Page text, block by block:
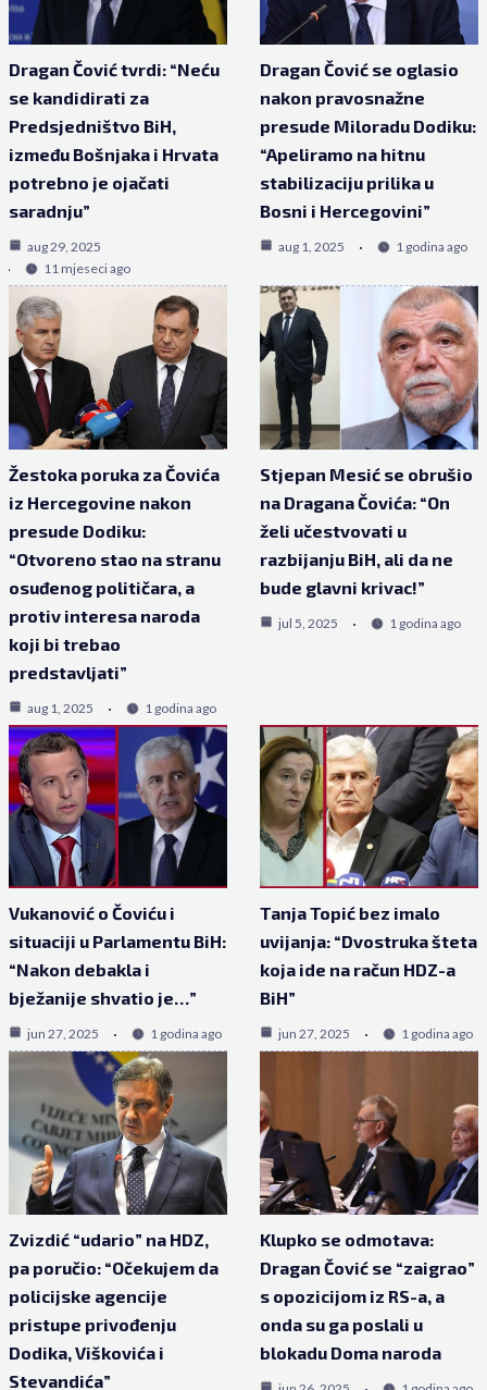
Dragan Čović tvrdi: “Neću
se kandidirati za
Predsjedništvo BiH,
između Bošnjaka i Hrvata
potrebno je ojačati
saradnju”
aug 29, 2025
11 mjeseci ago
Dragan Čović se oglasio
nakon pravosnažne
presude Miloradu Dodiku:
“Apeliramo na hitnu
stabilizaciju prilika u
Bosni i Hercegovini”
aug 1, 2025 1 godina ago
Žestoka poruka za Čovića
iz Hercegovine nakon
presude Dodiku:
“Otvoreno stao na stranu
osuđenog političara, a
protiv interesa naroda
koji bi trebao
predstavljati”
aug 1, 2025 1 godina ago
Stjepan Mesić se obrušio
na Dragana Čovića: “On
želi učestvovati u
razbijanju BiH, ali da ne
bude glavni krivac!”
jul 5, 2025 1 godina ago
Vukanović o Čoviću i
situaciji u Parlamentu BiH:
“Nakon debakla i
bježanije shvatio je…”
jun 27, 2025 1 godina ago
Tanja Topić bez imalo
uvijanja: “Dvostruka šteta
koja ide na račun HDZ-a
BiH”
jun 27, 2025 1 godina ago
Zvizdić “udario” na HDZ,
pa poručio: “Očekujem da
policijske agencije
pristupe privođenju
Dodika, Viškovića i
Stevandića”
Klupko se odmotava:
Dragan Čović se “zaigrao”
s opozicijom iz RS-a, a
onda su ga poslali u
blokadu Doma naroda